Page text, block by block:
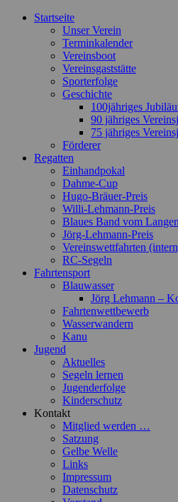
Startseite
Unser Verein
Terminkalender
Vereinsboot
Vereinsgaststätte
Sporterfolge
Geschichte
100jähriges
90 jähriges
75 jähriges
Förderer
Regatten
Einhandpokal
Dahme-Cup
Hugo-Bräuer-Preis
Willi-Lehmann-Preis
Blaues Band vom
Jörg-Lehmann-Preis
Vereinswettfahrten
RC-Segeln
Fahrtensport
Blauwasser
Jörg Lehmann –
Fahrtenwettbewerb
Wasserwandern
Kanu
Jugend
Aktuelles
Segeln lernen
Jugenderfolge
Kinderschutz
Kontakt
Mitglied werden …
Satzung
Gelbe Welle
Links
Impressum
Datenschutz